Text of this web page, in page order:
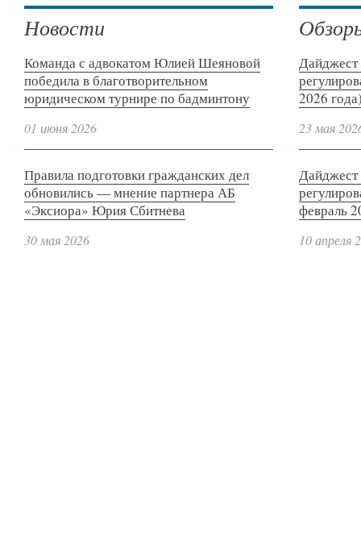
Новости
Команда с адвокатом Юлией Шеяновой
победила в благотворительном
юридическом турнире по бадминтону
01 июня 2026
Правила подготовки гражданских дел
обновились — мнение партнера АБ
«Эксиора» Юрия Сбитнева
30 мая 2026
Дайджест
2026
23 мая
Дайджест
февраль
10 апреля